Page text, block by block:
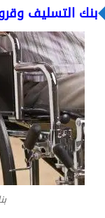
بنك التسليف